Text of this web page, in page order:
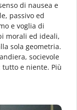
di nausea e
passivo ed
e voglia di
morali ed ideali,
sola geometria.
socievole
tutto e niente. Più